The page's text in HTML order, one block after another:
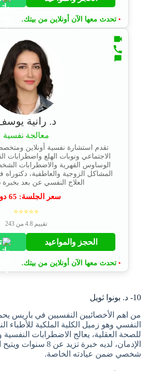
• تحدث معها الآن أونلاين من بيتك.
د. رانية
معالجة نفسية
تقدم استشارة نفسية أونلاين
الاجتماعي ونوبات الهلع واضطرابات
الوساوس القهرية والاضطرابات
المشاكل الزوجية والعاطفية،
العلاج النفسي عن بعد بخبرة 6 سنوات...
سعر الجلسة: 65
⭐⭐⭐⭐⭐
تقييم 4.8 من 243
الحجز والمواعيد
• تحدث معها الآن أونلاين من بيتك.
10- د. بونوا ثويل
من اهم الأخصائيين النفسيين في باريس
النفسي وهو زميل الكلية الملكية للأطباء
للصحة العقلية، يعالج الاضطرابات
الإدمان، لديه خبرة
شخصي ضمن عيادته الخاصة.